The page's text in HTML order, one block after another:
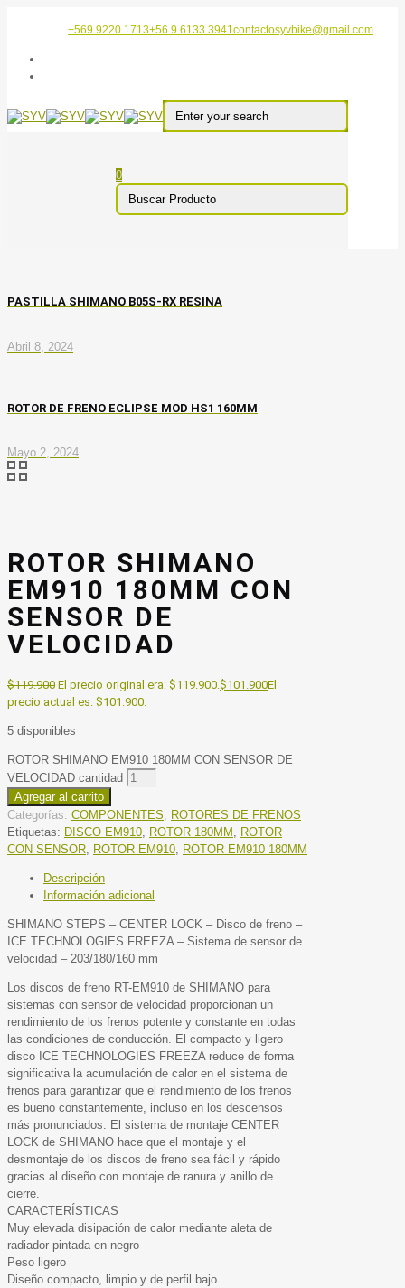
+569 9220 1713+56 9 6133 3941contactosyvbike@gmail.com
0
PASTILLA SHIMANO B05S-RX RESINA
Abril 8, 2024
ROTOR DE FRENO ECLIPSE MOD HS1 160MM
Mayo 2, 2024
ROTOR SHIMANO
EM910 180MM CON
SENSOR DE
VELOCIDAD
$119.900 El precio original era: $119.900.$101.900El
precio actual es: $101.900.
5 disponibles
ROTOR SHIMANO EM910 180MM CON SENSOR DE
VELOCIDAD cantidad
Agregar al carrito
Categorías: COMPONENTES, ROTORES DE FRENOS
Etiquetas: DISCO EM910, ROTOR 180MM , ROTOR
CON SENSOR, ROTOR EM910, ROTOR EM910 180MM
Descripción
Información adicional
SHIMANO STEPS – CENTER LOCK – Disco de freno –
ICE TECHNOLOGIES FREEZA – Sistema de sensor de
velocidad – 203/180/160 mm
Los discos de freno RT-EM910 de SHIMANO para
sistemas con sensor de velocidad proporcionan un
rendimiento de los frenos potente y constante en todas
las condiciones de conducción. El compacto y ligero
disco ICE TECHNOLOGIES FREEZA reduce de forma
significativa la acumulación de calor en el sistema de
frenos para garantizar que el rendimiento de los frenos
es bueno constantemente, incluso en los descensos
más pronunciados. El sistema de montaje CENTER
LOCK de SHIMANO hace que el montaje y el
desmontaje de los discos de freno sea fácil y rápido
gracias al diseño con montaje de ranura y anillo de
cierre.
CARACTERÍSTICAS
Muy elevada disipación de calor mediante aleta de
radiador pintada en negro
Peso ligero
Diseño compacto, limpio y de perfil bajo